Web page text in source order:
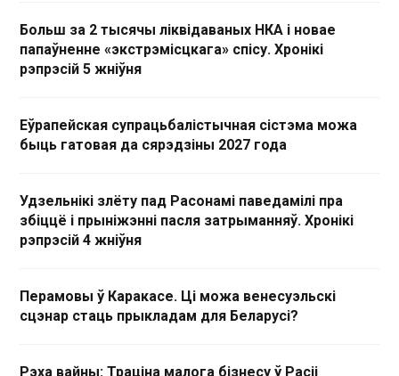
Больш за 2 тысячы ліквідаваных НКА і новае
папаўненне «экстрэмісцкага» спісу. Хронікі
рэпрэсій 5 жніўня
Еўрапейская супрацьбалістычная сістэма можа
быць гатовая да сярэдзіны 2027 года
Удзельнікі злёту пад Расонамі паведамілі пра
збіццё і прыніжэнні пасля затрыманняў. Хронікі
рэпрэсій 4 жніўня
Перамовы ў Каракасе. Ці можа венесуэльскі
сцэнар стаць прыкладам для Беларусі?
Рэха вайны: Траціна малога бізнесу ў Расіі